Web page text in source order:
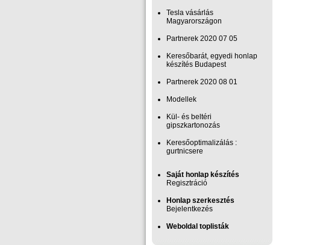
Tesla vásárlás
Magyarországon
Partnerek 2020 07 05
Keresőbarát, egyedi honlap‎
készítés Budapest
Partnerek 2020 08 01
Modellek
Kül- és beltéri
gipszkartonozás
Keresőoptimalizálás :
gurtnicsere
Saját honlap készítés
Regisztráció
Honlap szerkesztés
Bejelentkezés
Weboldal toplisták